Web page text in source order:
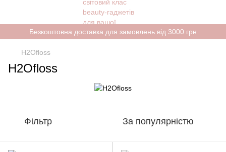
Безкоштовна доставка для замовлень від 3000 грн
H2Ofloss
H2Ofloss
Фільтр За популярністю